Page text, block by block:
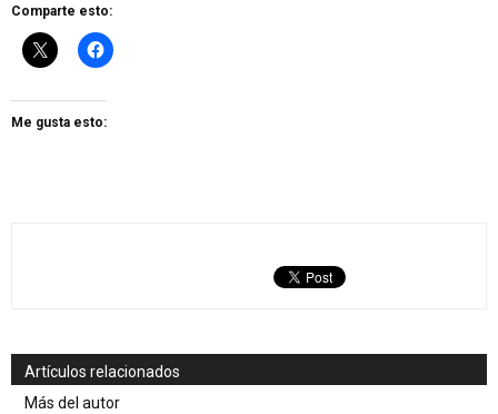
Comparte esto:
Me gusta esto:
Artículos relacionados
Más del autor